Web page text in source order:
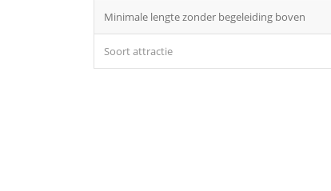
Minimale lengte zonder begeleiding boven
Soort attractie